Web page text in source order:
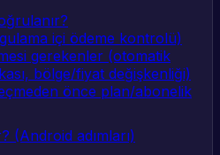
içi ödeme kontrolü)
gerekenler (otomatik
bölge/fiyat değişkenliği)
önce plan/abonelik
(Android adımları)